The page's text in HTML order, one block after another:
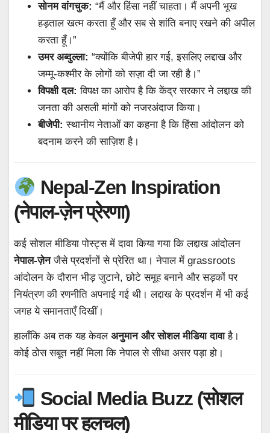
सोनम वांगचुक: “मैं और हिंसा नहीं चाहता। मैं अपनी भूख
हड़ताल खत्म करता हूँ और सब से शांति बनाए रखने की अपील
करता हूँ।”
उमर अब्दुल्ला: “क्योंकि बीजेपी हार गई, इसलिए लद्दाख और
जम्मू-कश्मीर के लोगों को सज़ा दी जा रही है।”
विपक्षी दल: विपक्ष का आरोप है कि केंद्र सरकार ने लद्दाख की
जनता की असली मांगों को नजरअंदाज किया।
बीजेपी: स्थानीय नेताओं का कहना है कि हिंसा आंदोलन को
बदनाम करने की साज़िश है।
Nepal-Zen Inspiration
(नेपाल-ज़ेन प्रेरणा)
कई सोशल मीडिया पोस्ट्स में दावा किया गया कि लद्दाख आंदोलन
नेपाल-ज़ेनजैसे प्रदर्शनों से प्रेरित था। नेपाल में grassroots
आंदोलन के दौरान भीड़ जुटाने, छोटे समूह बनाने और सड़कों पर
नियंत्रण की रणनीति अपनाई गई थी। लद्दाख के प्रदर्शन में भी कई
जगह ये समानताएँ दिखीं।
हालाँकि अब तक यह केवल अनुमान और सोशल मीडिया दावाहै।
कोई ठोस सबूत नहीं मिला कि नेपाल से सीधा असर पड़ा हो।
Social Media Buzz (सोशल
मीडिया पर हलचल)